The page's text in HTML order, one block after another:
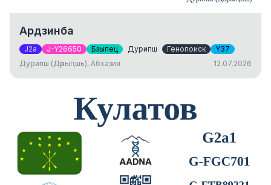
Ардзинба
J2a J-Y26650 Бзыпец Дурипш Генопоиск
Y37
Дурипш (Дәрыԥшь), Абхазия
12.07.2026